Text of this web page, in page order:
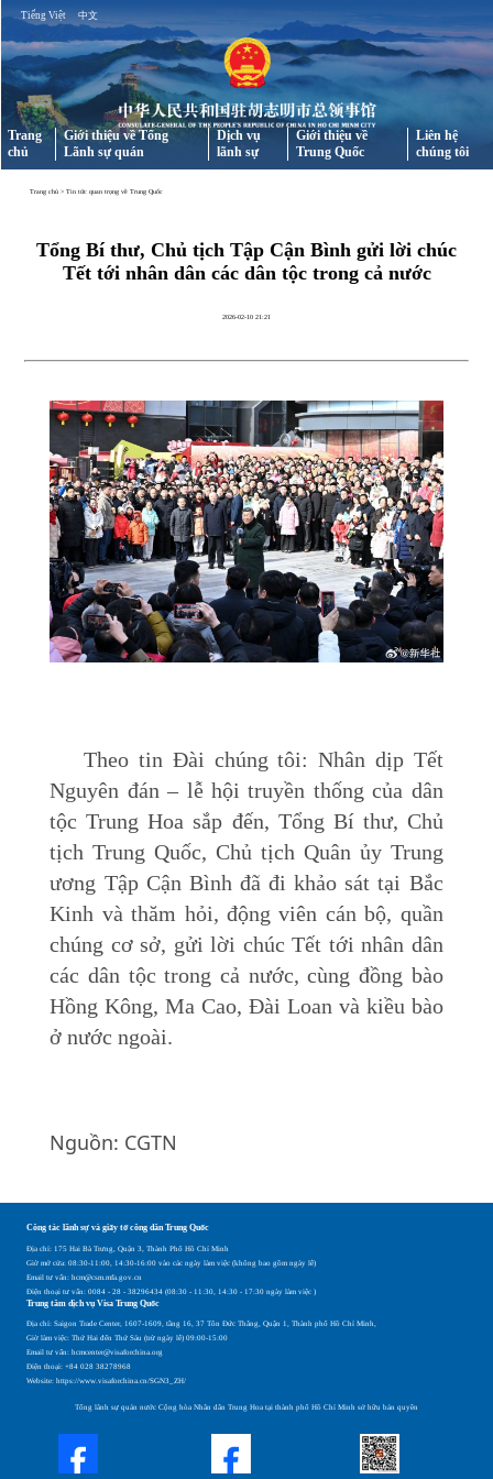
Tiếng Việt 中文
Trang
chủ
Giới thiệu về Tổng
Lãnh sự quán
Dịch vụ
lãnh sự
Giới thiệu về
Trung Quốc
Liên hệ
chúng tôi
Trang chủ >Tin tức quan trọng về Trung Quốc
Tổng Bí thư, Chủ tịch Tập Cận Bình gửi lời chúc
Tết tới nhân dân các dân tộc trong cả nước
2026-02-10 21:21
Theo tin Đài chúng tôi: Nhân dịp Tết
Nguyên đán – lễ hội truyền thống của dân
tộc Trung Hoa sắp đến, Tổng Bí thư, Chủ
tịch Trung Quốc, Chủ tịch Quân ủy Trung
ương Tập Cận Bình đã đi khảo sát tại Bắc
Kinh và thăm hỏi, động viên cán bộ, quần
chúng cơ sở, gửi lời chúc Tết tới nhân dân
các dân tộc trong cả nước, cùng đồng bào
Hồng Kông, Ma Cao, Đài Loan và kiều bào
ở nước ngoài.
Nguồn: CGTN
Công tác lãnh sự và giấy tờ công dân Trung Quốc
Địa chỉ: 175 Hai Bà Trưng, Quận 3, Thành Phố Hồ Chí Minh
Giờ mở cửa: 08:30-11:00, 14:30-16:00 vào các ngày làm việc (không bao gồm ngày lễ)
Email tư vấn: hcm@csm.mfa.gov.cn
Điện thoại tư vấn: 0084 - 28 - 38296434 (08:30 - 11:30, 14:30 - 17:30 ngày làm việc )
Trung tâm dịch vụ Visa Trung Quốc
Địa chỉ: Saigon Trade Center, 1607-1609, tầng 16, 37 Tôn Đức Thắng, Quận 1, Thành phố Hồ Chí Minh,
Giờ làm việc: Thứ Hai đến Thứ Sáu (trừ ngày lễ) 09:00-15:00
Email tư vấn: hcmcenter@visaforchina.org
Điện thoại: +84 028 38278968
Website: https://www.visaforchina.cn/SGN3_ZH/
Tổng lãnh sự quán nước Cộng hòa Nhân dân Trung Hoa tại thành phố Hồ Chí Minh sở hữu bản quyền